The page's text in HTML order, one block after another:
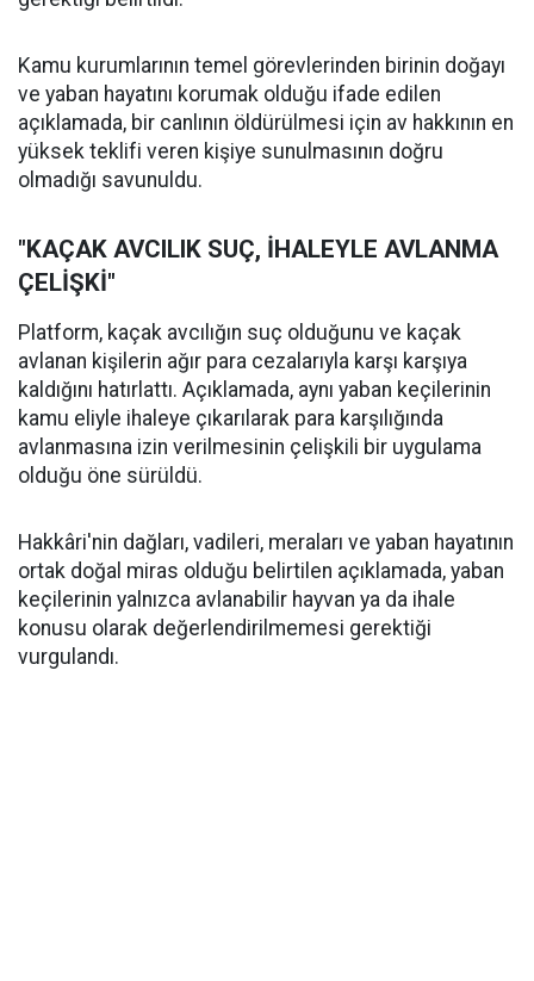
Kamu kurumlarının temel görevlerinden birinin doğayı
ve yaban hayatını korumak olduğu ifade edilen
açıklamada, bir canlının öldürülmesi için av hakkının en
yüksek teklifi veren kişiye sunulmasının doğru
olmadığı savunuldu.
"KAÇAK AVCILIK SUÇ, İHALEYLE AVLANMA
ÇELİŞKİ"
Platform, kaçak avcılığın suç olduğunu ve kaçak
avlanan kişilerin ağır para cezalarıyla karşı karşıya
kaldığını hatırlattı. Açıklamada, aynı yaban keçilerinin
kamu eliyle ihaleye çıkarılarak para karşılığında
avlanmasına izin verilmesinin çelişkili bir uygulama
olduğu öne sürüldü.
Hakkâri'nin dağları, vadileri, meraları ve yaban hayatının
ortak doğal miras olduğu belirtilen açıklamada, yaban
keçilerinin yalnızca avlanabilir hayvan ya da ihale
konusu olarak değerlendirilmemesi gerektiği
vurgulandı.